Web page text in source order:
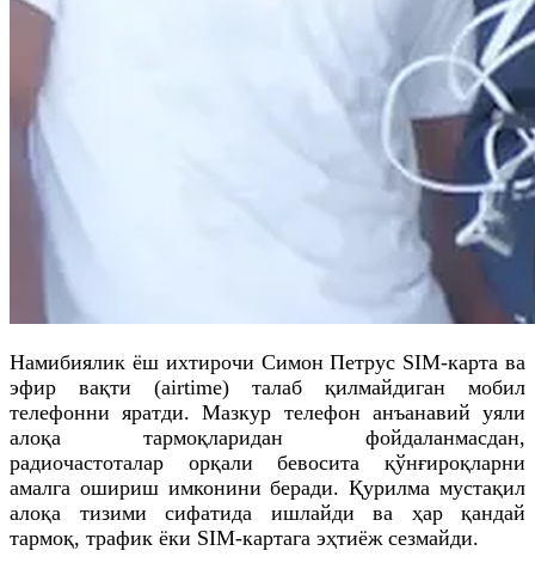
Намибиялик ёш ихтирочи Симон Петрус SIM-карта ва
эфир вақти (airtime) талаб қилмайдиган мобил
телефонни яратди. Мазкур телефон анъанавий уяли
алоқа тармоқларидан фойдаланмасдан,
радиочастоталар орқали бевосита қўнғироқларни
амалга ошириш имконини беради. Қурилма мустақил
алоқа тизими сифатида ишлайди ва ҳар қандай
тармоқ, трафик ёки SIM-картага эҳтиёж сезмайди.